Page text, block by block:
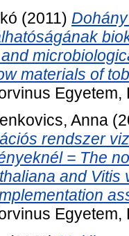
(2011)
materials of
Anna
rendszer
= The
and